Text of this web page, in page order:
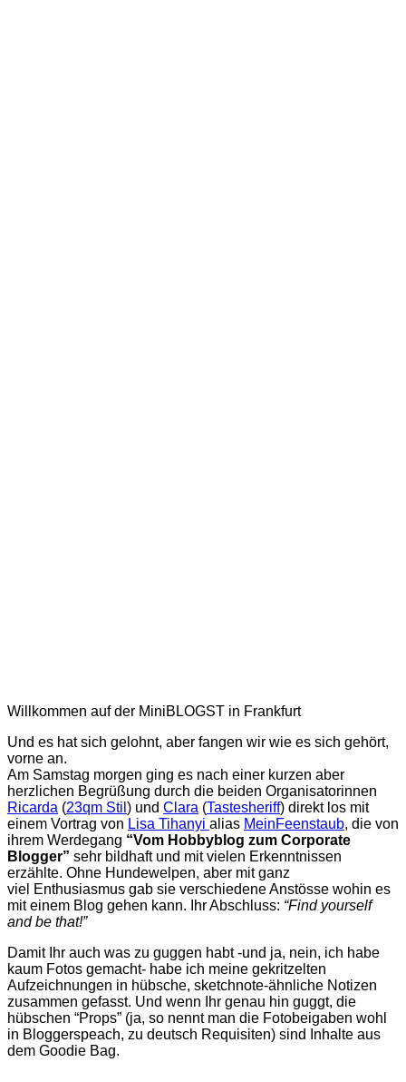
Willkommen auf der MiniBLOGST in Frankfurt
Und es hat sich gelohnt, aber fangen wir wie es sich gehört,
vorne an.
Am Samstag morgen ging es nach einer kurzen aber
herzlichen Begrüßung durch die beiden Organisatorinnen
Ricarda (23qm Stil ) und Clara (Tastesheriff) direkt los mit
einem Vortrag von Lisa Tihanyi alias MeinFeenstaub, die von
ihrem Werdegang “Vom Hobbyblog zum Corporate
Blogger” sehr bildhaft und mit vielen Erkenntnissen
erzählte. Ohne Hundewelpen, aber mit ganz
viel Enthusiasmus gab sie verschiedene Anstösse wohin es
mit einem Blog gehen kann. Ihr Abschluss: “Find yourself
and be that!”
Damit Ihr auch was zu guggen habt -und ja, nein, ich habe
kaum Fotos gemacht- habe ich meine gekritzelten
Aufzeichnungen in hübsche, sketchnote-ähnliche Notizen
zusammen gefasst. Und wenn Ihr genau hin guggt, die
hübschen “Props” (ja, so nennt man die Fotobeigaben wohl
in Bloggerspeach, zu deutsch Requisiten) sind Inhalte aus
dem Goodie Bag.